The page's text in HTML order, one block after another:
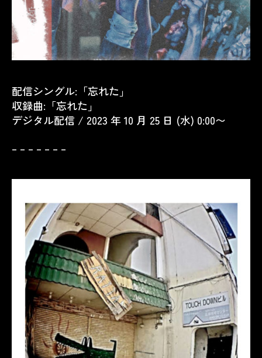
配信シングル:「忘れた」
収録曲:「忘れた」
デジタル配信 / 2023 年 10 月 25 日 (水) 0:00〜
– – – – – – –